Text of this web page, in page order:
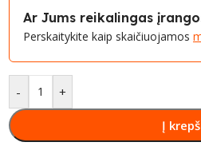
Ar Jums reikalingas
Perskaitykite kaip skaičiuojamos
- +
Į